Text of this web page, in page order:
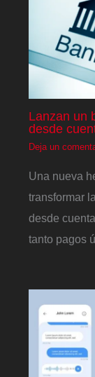
Lanzan un
desde
Deja un
Una nueva
transformar
desde
tanto pagos